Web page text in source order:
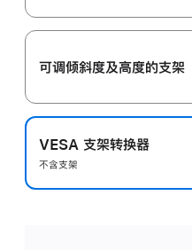
可调倾斜度及高‍度的支‍架
VESA 支架转换器
不含支架